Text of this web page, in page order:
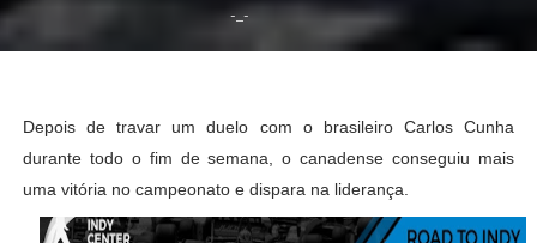
-_-
Depois de travar um duelo com o brasileiro Carlos Cunha
durante todo o fim de semana, o canadense conseguiu mais
uma vitória no campeonato e dispara na liderança.